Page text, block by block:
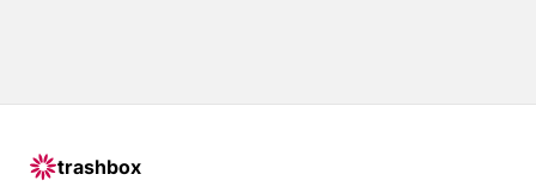
trashbox